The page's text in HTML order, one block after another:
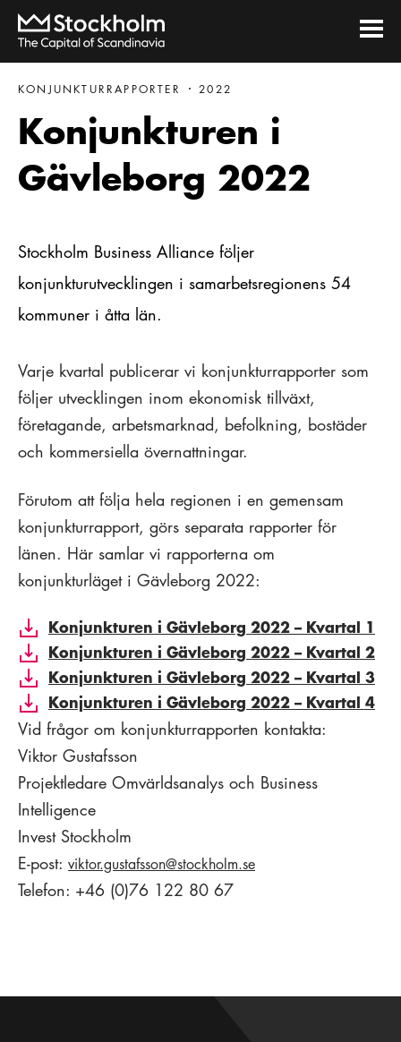
KONJUNKTURRAPPORTER 2022
Konjunkturen i
Gävleborg 2022
Stockholm Business Alliance följer
konjunkturutvecklingen i samarbetsregionens 54
kommuner i åtta län.
Varje kvartal publicerar vi konjunkturrapporter som
följer utvecklingen inom ekonomisk tillväxt,
företagande, arbetsmarknad, befolkning, bostäder
och kommersiella övernattningar.
Förutom att följa hela regionen i en gemensam
konjunkturrapport, görs separata rapporter för
länen. Här samlar vi rapporterna om
konjunkturläget i Gävleborg 2022:
Konjunkturen i Gävleborg 2022 – Kvartal 1
Konjunkturen i Gävleborg 2022 – Kvartal 2
Konjunkturen i Gävleborg 2022 – Kvartal 3
Konjunkturen i Gävleborg 2022 – Kvartal 4
Vid frågor om konjunkturrapporten kontakta:
Viktor Gustafsson
Projektledare Omvärldsanalys och Business
Intelligence
Invest Stockholm
E-post: viktor.gustafsson@stockholm.se
Telefon: +46 (0)76 122 80 67